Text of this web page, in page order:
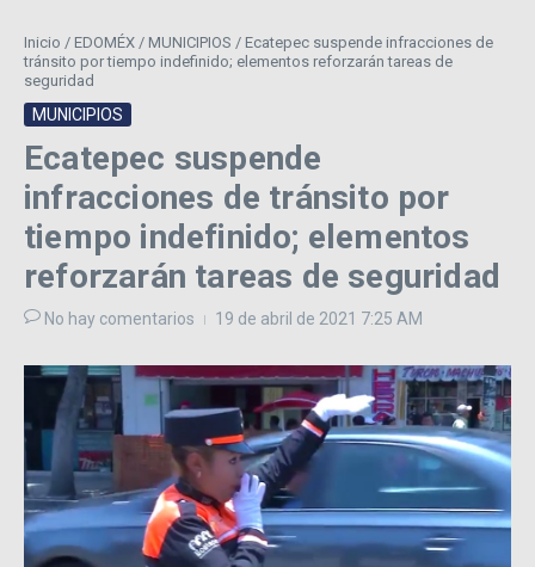
Inicio / EDOMÉX / MUNICIPIOS / Ecatepec suspende infracciones de
tránsito por tiempo indefinido; elementos reforzarán tareas de
seguridad
MUNICIPIOS
Ecatepec suspende
infracciones de tránsito por
tiempo indefinido; elementos
reforzarán tareas de seguridad
No hay comentarios 19 de abril de 2021 7:25 AM